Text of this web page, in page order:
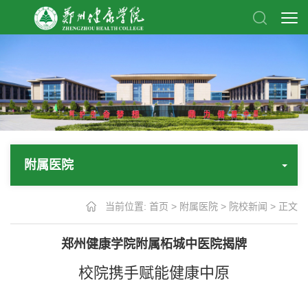
附属医院
当前位置: 首页 > 附属医院 > 院校新闻 > 正文
郑州健康学院附属柘城中医院揭牌
校院携手赋能健康中原